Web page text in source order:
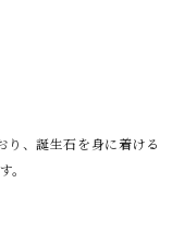
り、誕生石を身に着ける
。